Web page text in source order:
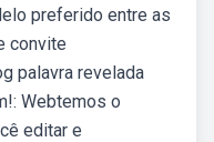
preferido entre as
convite
palavra revelada
Webtemos o
editar e